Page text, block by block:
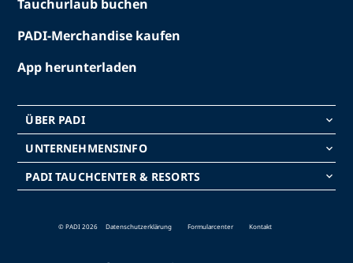
Tauchurlaub buchen
PADI-Merchandise kaufen
App herunterladen
ÜBER PADI keyboard_arrow_down
UNTERNEHMENSINFO keyboard_arrow_down
PADI TAUCHCENTER & RESORTS keyboard_arrow_down
© PADI 2026 Datenschutzerklärung Formularcenter Kontakt